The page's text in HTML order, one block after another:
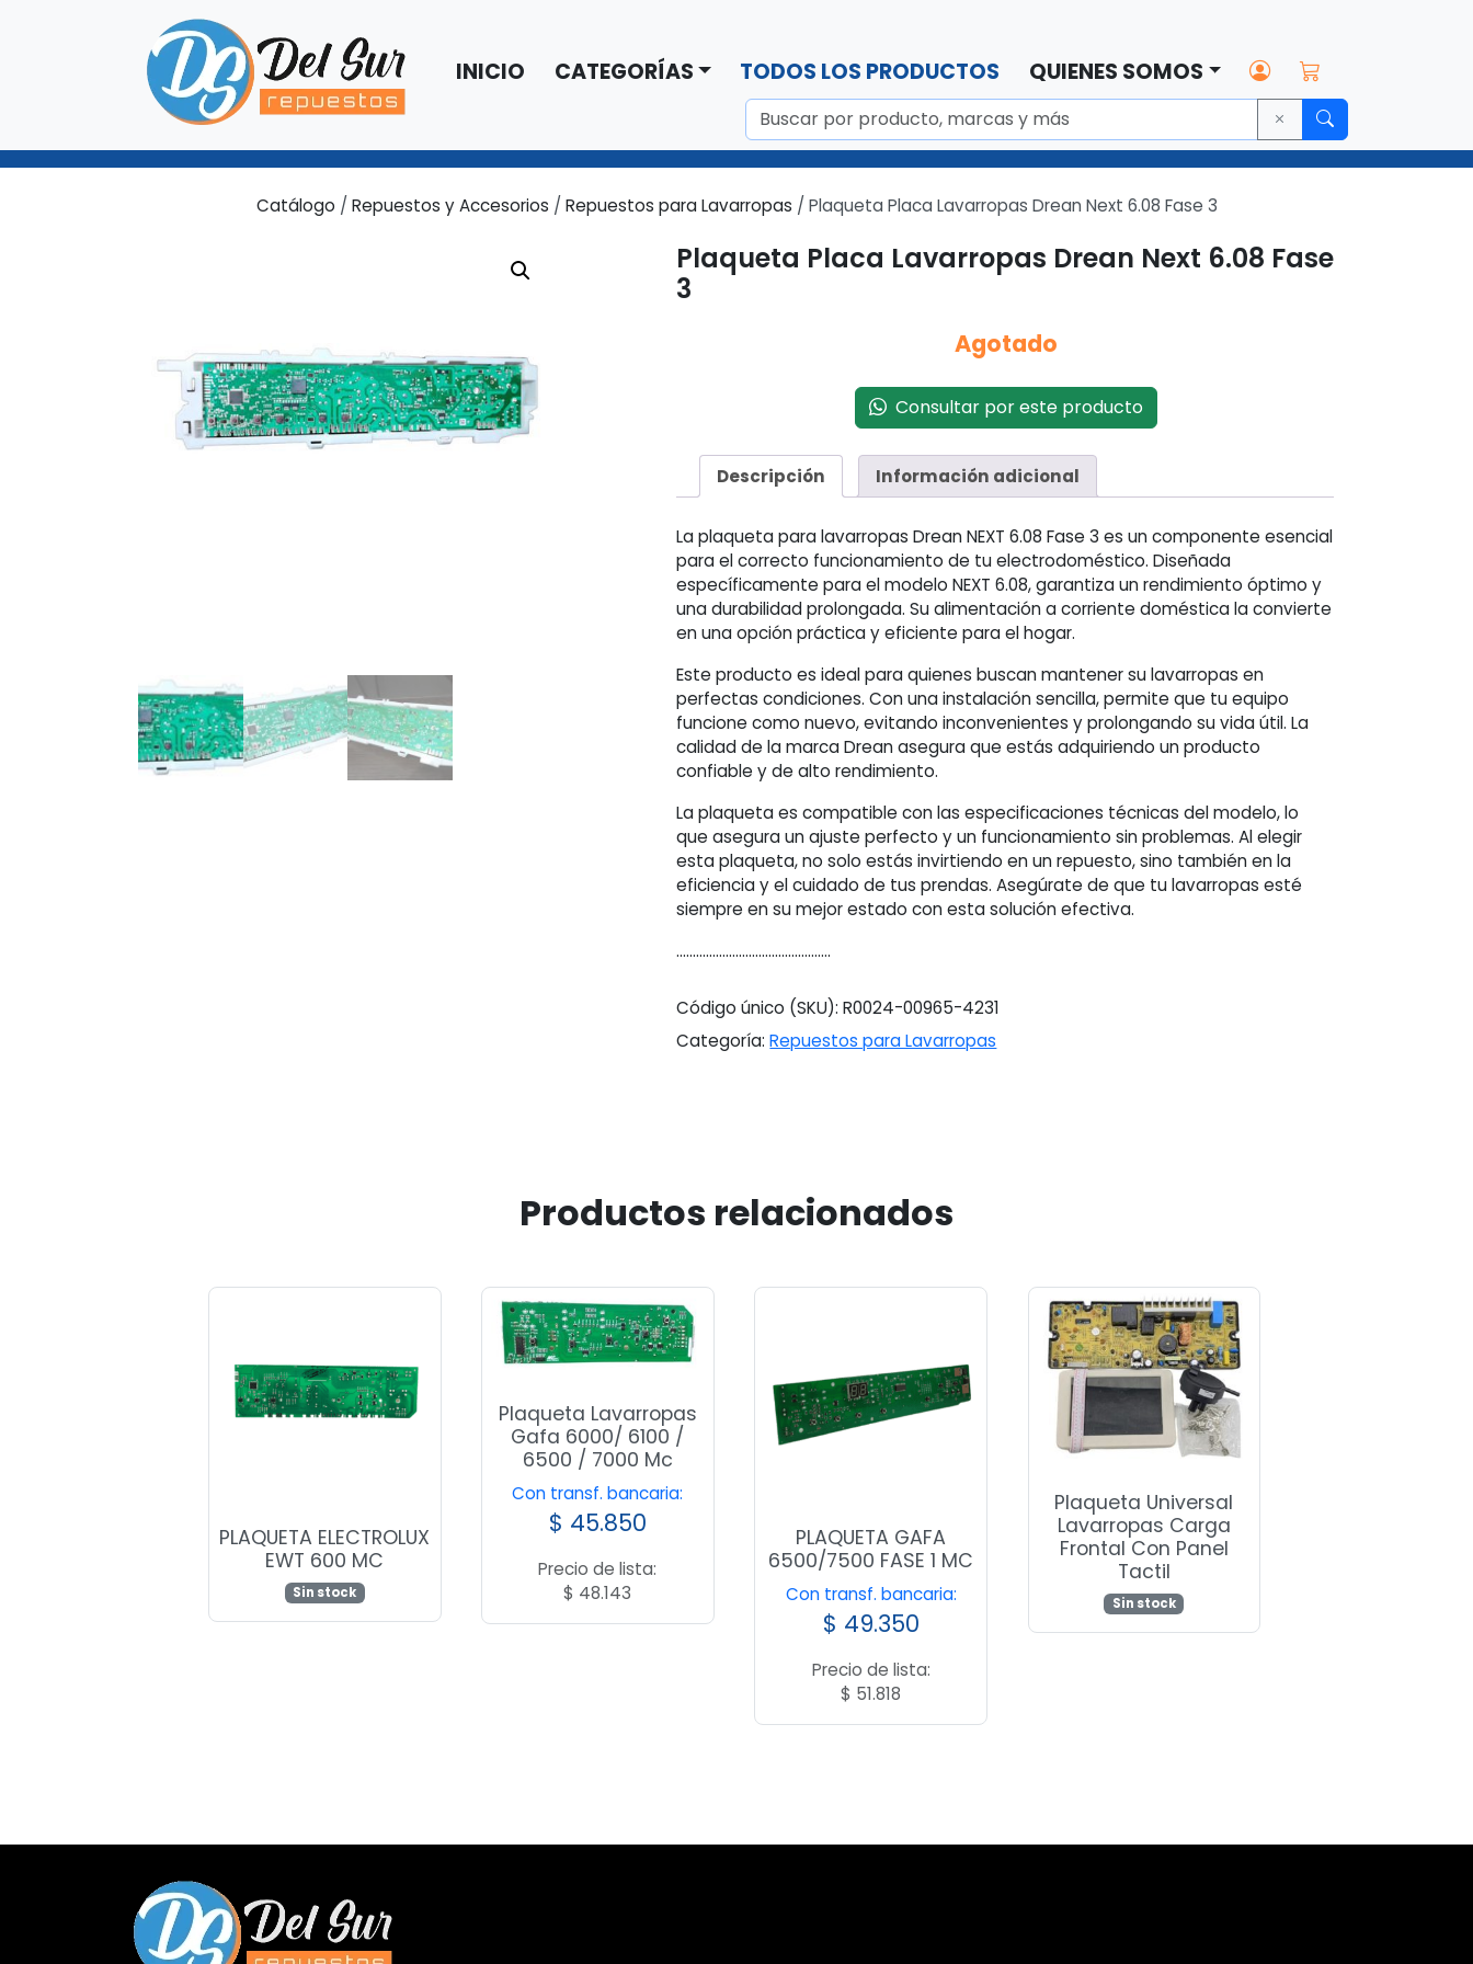
INICIO CATEGORÍAS TODOS LOS PRODUCTOS QUIENES SOMOS
Catálogo / Repuestos y Accesorios / Repuestos para Lavarropas / Plaqueta Placa Lavarropas Drean Next 6.08 Fase 3
Plaqueta Placa Lavarropas Drean Next 6.08 Fase
3
Agotado
Consultar por este producto
Descripción Información adicional
La plaqueta para lavarropas Drean NEXT 6.08 Fase 3 es un componente esencial
para el correcto funcionamiento de tu electrodoméstico. Diseñada
específicamente para el modelo NEXT 6.08, garantiza un rendimiento óptimo y
una durabilidad prolongada. Su alimentación a corriente doméstica la convierte
en una opción práctica y eficiente para el hogar.
Este producto es ideal para quienes buscan mantener su lavarropas en
perfectas condiciones. Con una instalación sencilla, permite que tu equipo
funcione como nuevo, evitando inconvenientes y prolongando su vida útil. La
calidad de la marca Drean asegura que estás adquiriendo un producto
confiable y de alto rendimiento.
La plaqueta es compatible con las especificaciones técnicas del modelo, lo
que asegura un ajuste perfecto y un funcionamiento sin problemas. Al elegir
esta plaqueta, no solo estás invirtiendo en un repuesto, sino también en la
eficiencia y el cuidado de tus prendas. Asegúrate de que tu lavarropas esté
siempre en su mejor estado con esta solución efectiva.
...............................................
Código único (SKU):R0024-00965-4231
Categoría:Repuestos para Lavarropas
Productos relacionados
PLAQUETA ELECTROLUX
EWT 600 MC
Sin stock
Plaqueta Lavarropas
Gafa 6000/ 6100 /
6500 / 7000 Mc
Con transf. bancaria:
$ 45.850
Precio de lista:
$ 48.143
PLAQUETA GAFA
6500/7500 FASE 1 MC
Con transf. bancaria:
$ 49.350
Precio de lista:
$ 51.818
Plaqueta Universal
Lavarropas Carga
Frontal Con Panel
Tactil
Sin stock